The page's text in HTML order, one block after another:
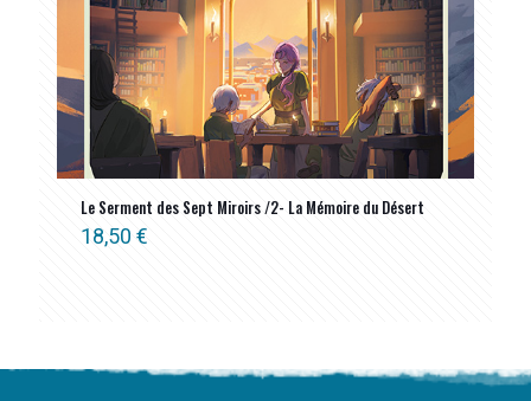
Le Serment des Sept Miroirs /2- La Mémoire du Désert
18,50 €